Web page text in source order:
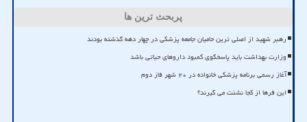
پربحث ترین ها
رهبر شهید از اصلی ترین حامیان جامعه پزشکی در چهار دهه گذشته بودند
وزارت بهداشت باید پاسخگوی کمبود داروهای حیاتی باشد
آغاز رسمی برنامه پزشکی خانواده در ۲۰ شهر فاز دوم
این فرها از کجا نشئت می گیرند؟